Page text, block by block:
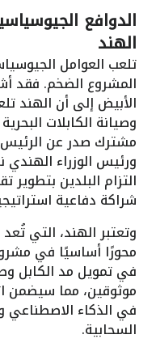
الدوافع
الهند
تلعب العوامل
المشروع الضخم. فقد
الأبيض إلى أن الهند
وصيانة الكابلات
مشترك صدر عن الرئيس
ورئيس الوزراء الهندي
التزام البلدين بتطوير
شراكة دفاعية
وتعتبر الهند، التي
في تمويل مد الكابل
موثوقين، مما سيضمن
في الذكاء الاصطناعي
السحابية.